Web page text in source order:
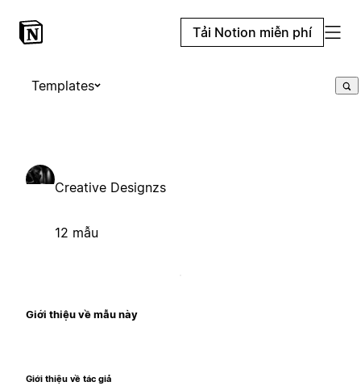
Tải Notion miễn phí
Templates
Creative Designzs
12 mẫu
Giới thiệu về mẫu này
Giới thiệu về tác giả